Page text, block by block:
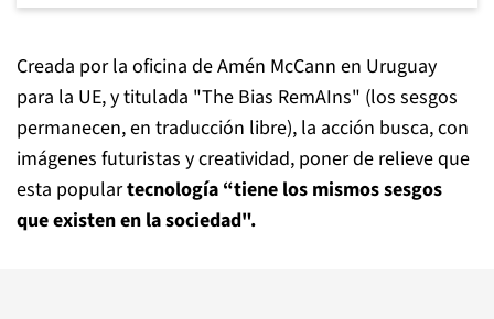
Creada por la oficina de Amén McCann en Uruguay
para la UE, y titulada "The Bias RemAIns" (los sesgos
permanecen, en traducción libre), la acción busca, con
imágenes futuristas y creatividad, poner de relieve que
esta populartecnología “tiene los mismos sesgos
que existen en la sociedad".